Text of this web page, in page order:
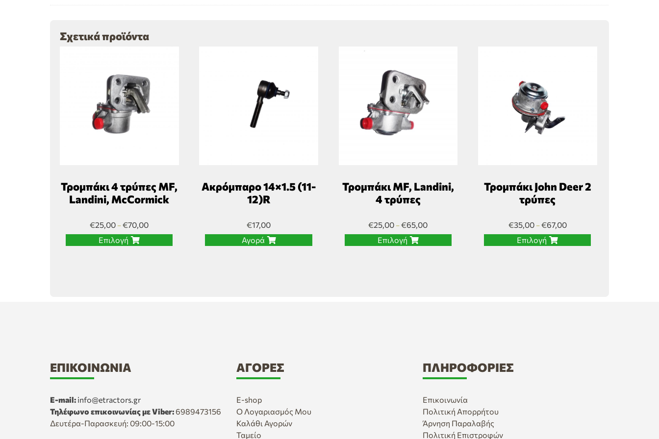
Σχετικά προϊόντα
Τρομπάκι 4 τρύπες MF,
Landini, McCormick
€25,00 –€70,00
Επιλογή
Ακρόμπαρο 14×1.5 (11-
12)R
€17,00
Αγορά
Τρομπάκι MF, Landini,
4 τρύπες
€25,00 –€65,00
Επιλογή
Τρομπάκι John Deer 2
τρύπες
€35,00–€67,00
Επιλογή
ΕΠΙΚΟΙΝΩΝΊΑ
E-mail: info@etractors.gr
Τηλέφωνο επικοινωνίας με Viber: 6989473156
Δευτέρα-Παρασκευή: 09:00-15:00
ΑΓΟΡΈΣ
E-shop
Ο Λογαριασμός Μου
Καλάθι Αγορών
Ταμείο
ΠΛΗΡΟΦΟΡΊΕΣ
Επικοινωνία
Πολιτική Απορρήτου
Άρνηση Παραλαβής
Πολιτική Επιστροφών